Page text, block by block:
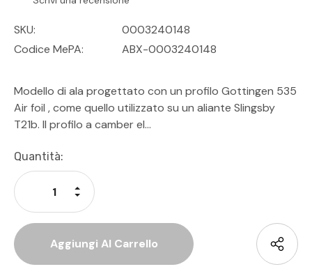
SKU:
0003240148
Codice MePA:
ABX-0003240148
Modello di ala progettato con un profilo Gottingen 535
Air foil , come quello utilizzato su un aliante Slingsby
T21b. Il profilo a camber el…
Disponibilità
Attuale:
Quantità:
Diminuisci La Quantità Di Undefined
Aumenta La Quantità Di Undefined